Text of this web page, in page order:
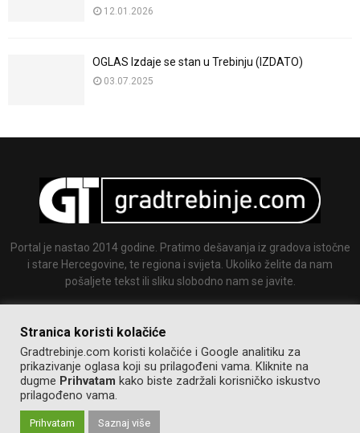
12.01.2026
OGLAS Izdaje se stan u Trebinju (IZDATO)
03.07.2025
Portal je nastao 2014 godine. Pratimo dešavanja iz gradova istočne
i stare Hercegovine, te regiona i svijeta. Ukoliko želite da nam
pošaljete tekst ili sliku slobodno nam se javite.
@2014-2020. Sva prava zadržana.
Stranica koristi kolačiće
Gradtrebinje.com koristi kolačiće i Google analitiku za
prikazivanje oglasa koji su prilagođeni vama. Kliknite na
dugme Prihvatam kako biste zadržali korisničko iskustvo
prilagođeno vama.
Prihvatam Saznaj više